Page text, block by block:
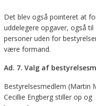
Det blev også pointeret at
uddelegere opgaver, også til
personer uden for
være formand.
Ad. 7. Valg af b
Bestyrelsesmedlem (Martin
Cecillie Engberg stiller op og